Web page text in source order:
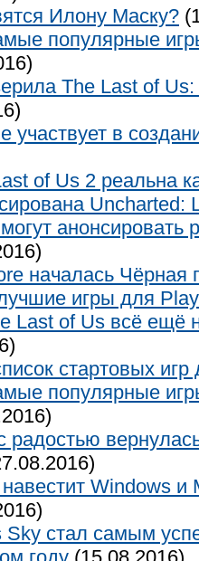
Илону Маску?
популярные
The Last of
участвует в
of Us 2 реальна
Uncharted:
началась Чёрная
игры для
Last of Us всё ещё
стартовых
популярные
Windows
Sky стал самым